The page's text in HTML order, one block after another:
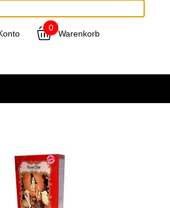
0
Warenkorb